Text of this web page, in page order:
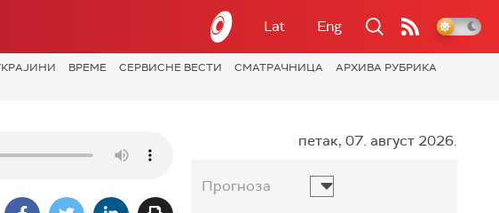
Lat Eng
ВРЕМЕ СЕРВИСНЕ ВЕСТИ СМАТРАЧНИЦА
АРХИВА РУБРИКА
петак, 07. август 2026.
Прогноза